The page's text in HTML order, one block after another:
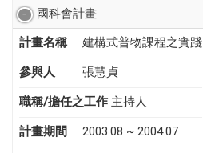
國科會計畫
計畫名稱
建構式普物課程之實踐
參與人 張慧貞
職稱/擔任之工作 主持人
計畫期間 2003.08 ~ 2004.07